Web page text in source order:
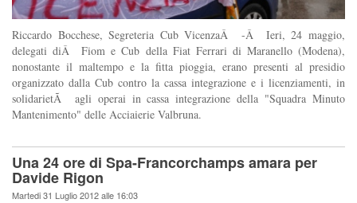
Riccardo Bocchese, Segreteria Cub VicenzaÂ -Â Ieri, 24 maggio,
delegati diÂ Fiom e Cub della Fiat Ferrari di Maranello (Modena),
nonostante il maltempo e la fitta pioggia, erano presenti al presidio
organizzato dalla Cub contro la cassa integrazione e i licenziamenti, in
solidarietÃ agli operai in cassa integrazione della "Squadra Minuto
Mantenimento" delle Acciaierie Valbruna.
Una 24 ore di Spa-Francorchamps amara per
Davide Rigon
Martedi 31 Luglio 2012 alle 16:03